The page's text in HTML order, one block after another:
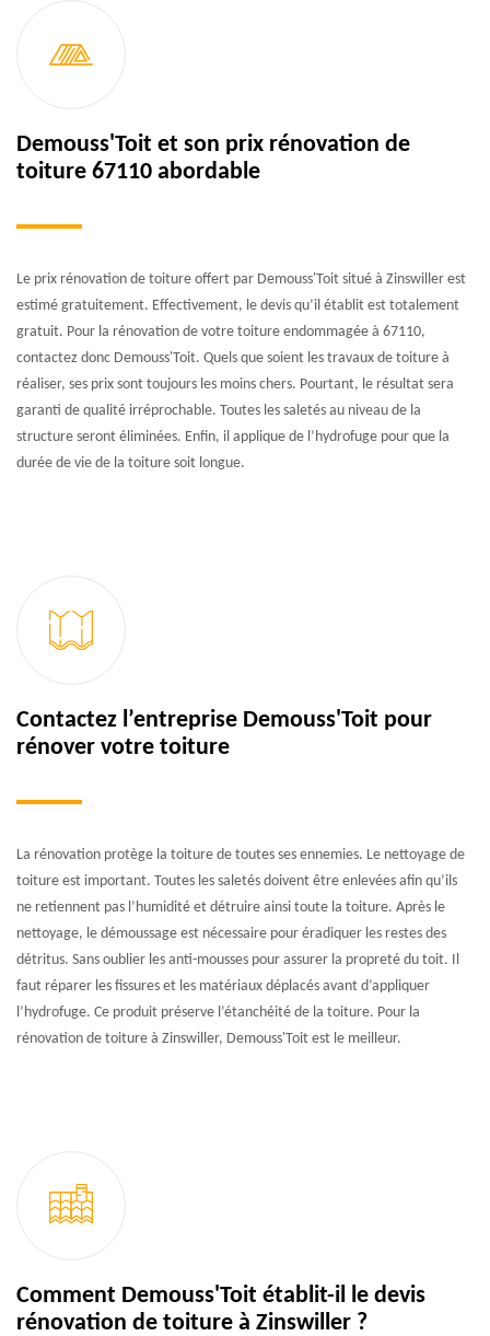
Demouss'Toit et son prix rénovation de
toiture 67110 abordable
Le prix rénovation de toiture offert par Demouss'Toit situé à Zinswiller est
estimé gratuitement. Effectivement, le devis qu’il établit est totalement
gratuit. Pour la rénovation de votre toiture endommagée à 67110,
contactez donc Demouss'Toit. Quels que soient les travaux de toiture à
réaliser, ses prix sont toujours les moins chers. Pourtant, le résultat sera
garanti de qualité irréprochable. Toutes les saletés au niveau de la
structure seront éliminées. Enfin, il applique de l’hydrofuge pour que la
durée de vie de la toiture soit longue.
Contactez l’entreprise Demouss'Toit pour
rénover votre toiture
La rénovation protège la toiture de toutes ses ennemies. Le nettoyage de
toiture est important. Toutes les saletés doivent être enlevées afin qu’ils
ne retiennent pas l’humidité et détruire ainsi toute la toiture. Après le
nettoyage, le démoussage est nécessaire pour éradiquer les restes des
détritus. Sans oublier les anti-mousses pour assurer la propreté du toit. Il
faut réparer les fissures et les matériaux déplacés avant d’appliquer
l’hydrofuge. Ce produit préserve l’étanchéité de la toiture. Pour la
rénovation de toiture à Zinswiller, Demouss'Toit est le meilleur.
Comment Demouss'Toit établit-il le devis
rénovation de toiture à Zinswiller ?